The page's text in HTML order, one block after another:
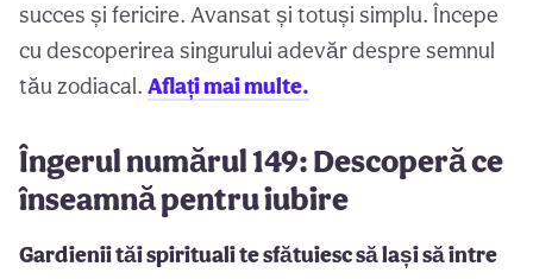
succes și fericire. Avansat și totuși simplu. Începe
cu descoperirea singurului adevăr despre semnul
tău zodiacal. Aflați mai multe.
Îngerul numărul 149: Descoperă ce
înseamnă pentru iubire
Gardienii tăi spirituali te sfătuiesc să lași să intre